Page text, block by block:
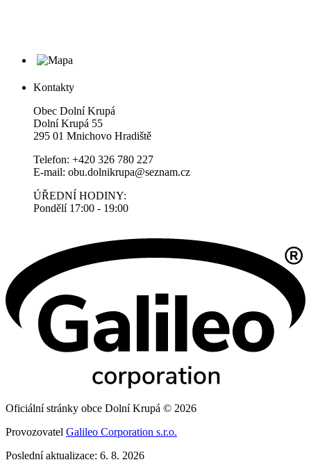
Kontakty
Obec Dolní Krupá
Dolní Krupá 55
295 01 Mnichovo Hradiště
Telefon: +420 326 780 227
E-mail: obu.dolnikrupa@seznam.cz
ÚŘEDNÍ HODINY:
Pondělí 17:00 - 19:00
Oficiální stránky obce Dolní Krupá © 2026
Provozovatel Galileo Corporation s.r.o.
Poslední aktualizace: 6. 8. 2026